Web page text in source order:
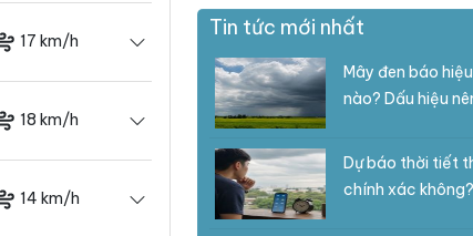
17 km/h
18 km/h
14 km/h
Tin tức mới nhất
Mây đen báo
nào? Dấu hiệu
Dự báo thời tiết
chính xác không?